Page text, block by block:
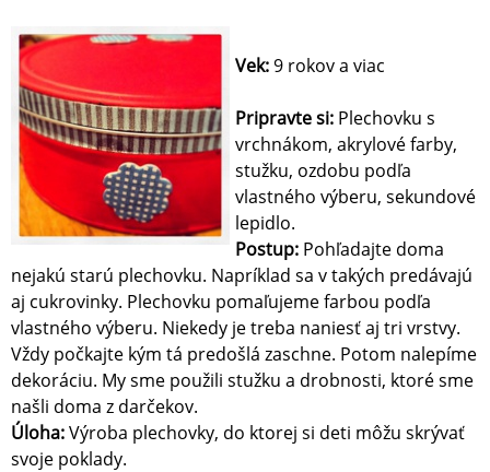
Vek:9 rokov a viac
Pripravte si: Plechovku s
vrchnákom, akrylové farby,
stužku, ozdobu podľa
vlastného výberu, sekundové
lepidlo.
Postup: Pohľadajte doma
nejakú starú plechovku. Napríklad sa v takých predávajú
aj cukrovinky. Plechovku pomaľujeme farbou podľa
vlastného výberu. Niekedy je treba naniesť aj tri vrstvy.
Vždy počkajte kým tá predošlá zaschne. Potom nalepíme
dekoráciu. My sme použili stužku a drobnosti, ktoré sme
našli doma z darčekov.
Úloha:Výroba plechovky, do ktorej si deti môžu skrývať
svoje poklady.